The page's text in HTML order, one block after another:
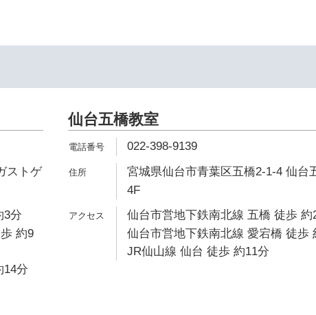
ストゲ
3分
約9
14分
仙台五橋教室
022-398-9139
宮城県仙台市青葉区五橋2-1-4 仙台
4F
仙台市営地下鉄南北線 五橋 徒歩 約
仙台市営地下鉄南北線 愛宕橋 徒歩
JR仙山線 仙台 徒歩 約11分